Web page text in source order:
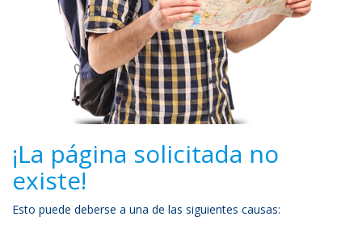
¡La página solicitada no
existe!
Esto puede deberse a una de las siguientes causas: